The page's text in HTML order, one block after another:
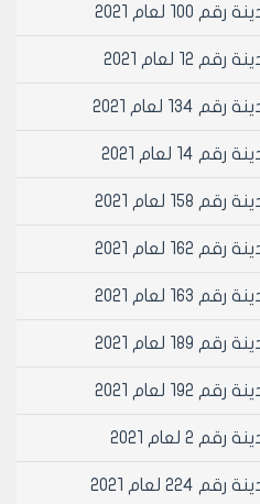
لعام 2021
لعام 2021
لعام 2021
لعام 2021
لعام 2021
لعام 2021
لعام 2021
لعام 2021
لعام 2021
لعام 2021
لعام 2021